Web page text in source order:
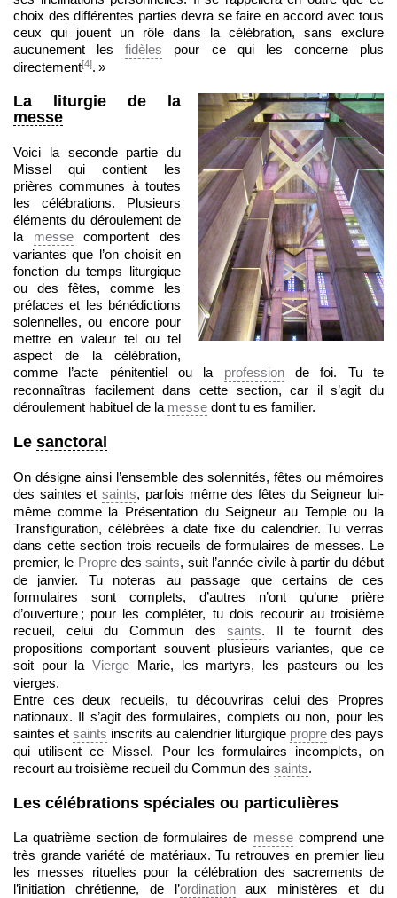
choix des différentes parties devra se faire en accord avec tous
ceux qui jouent un rôle dans la célébration, sans exclure
aucunement lesfidèles pour ce qui les concerne plus
directement[4]. »
La liturgie de la
messe
Voici la seconde partie du
Missel qui contient les
prières communes à toutes
les célébrations. Plusieurs
éléments du déroulement de
la messecomportent des
variantes que l’on choisit en
fonction du temps liturgique
ou des fêtes, comme les
préfaces et les bénédictions
solennelles, ou encore pour
mettre en valeur tel ou tel
aspect de la célébration,
comme l’acte pénitentiel ou la professionde foi. Tu te
reconnaîtras facilement dans cette section, car il s’agit du
déroulement habituel de la messe dont tu es familier.
Le sanctoral
On désigne ainsi l’ensemble des solennités, fêtes ou mémoires
des saintes etsaints, parfois même des fêtes du Seigneur lui-
même comme la Présentation du Seigneur au Temple ou la
Transfiguration, célébrées à date fixe du calendrier. Tu verras
dans cette section trois recueils de formulaires de messes. Le
premier, le Propredessaints, suit l’année civile à partir du début
de janvier. Tu noteras au passage que certains de ces
formulaires sont complets, d’autres n’ont qu’une prière
d’ouverture ; pour les compléter, tu dois recourir au troisième
recueil, celui du Commun dessaints. Il te fournit des
propositions comportant souvent plusieurs variantes, que ce
soit pour laVierge Marie, les martyrs, les pasteurs ou les
vierges.
Entre ces deux recueils, tu découvriras celui des Propres
nationaux. Il s’agit des formulaires, complets ou non, pour les
saintes etsaints inscrits au calendrier liturgique propredes pays
qui utilisent ce Missel. Pour les formulaires incomplets, on
recourt au troisième recueil du Commun des saints.
Les célébrations spéciales ou particulières
La quatrième section de formulaires de messecomprend une
très grande variété de matériaux. Tu retrouves en premier lieu
les messes rituelles pour la célébration des sacrements de
l’initiation chrétienne, de l’ordinationaux ministères et du